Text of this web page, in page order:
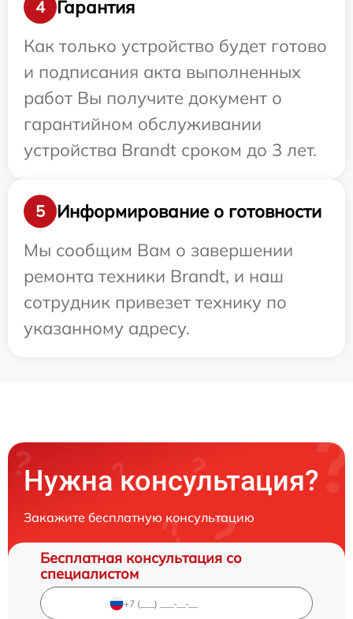
4
Гарантия
Как только устройство будет готово
и подписания акта выполненных
работ Вы получите документ о
гарантийном обслуживании
устройства Brandt сроком до 3 лет.
5
Информирование о готовности
Мы сообщим Вам о завершении
ремонта техники Brandt, и наш
сотрудник привезет технику по
указанному адресу.
Нужна консультация?
Закажите бесплатную консультацию
Бесплатная консультация со
специалистом